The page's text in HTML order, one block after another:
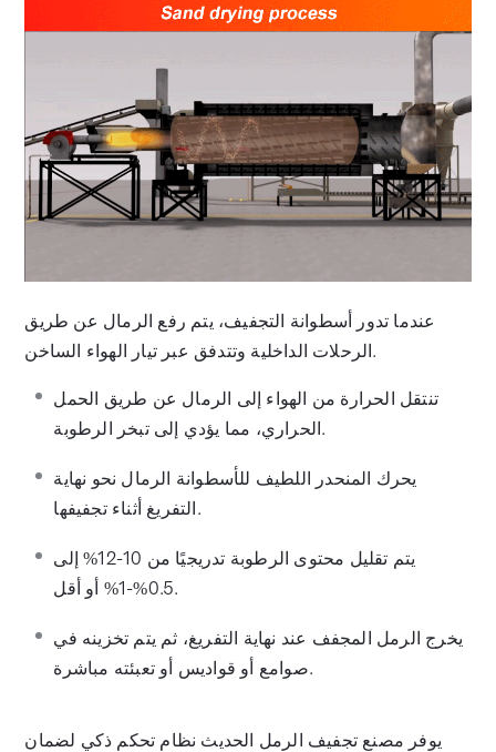
عندما تدور أسطوانة التجفيف، يتم رفع الرمال عن طريق
الرحلات الداخلية وتتدفق عبر تيار الهواء الساخن.
تنتقل الحرارة من الهواء إلى الرمال عن طريق الحمل
الحراري، مما يؤدي إلى تبخر الرطوبة.
يحرك المنحدر اللطيف للأسطوانة الرمال نحو نهاية
التفريغ أثناء تجفيفها.
يتم تقليل محتوى الرطوبة تدريجيًا من 10-12% إلى
0.5%-1% أو أقل.
يخرج الرمل المجفف عند نهاية التفريغ، ثم يتم تخزينه في
صوامع أو قواديس أو تعبئته مباشرة.
يوفر مصنع تجفيف الرمل الحديث نظام تحكم ذكي لضمان